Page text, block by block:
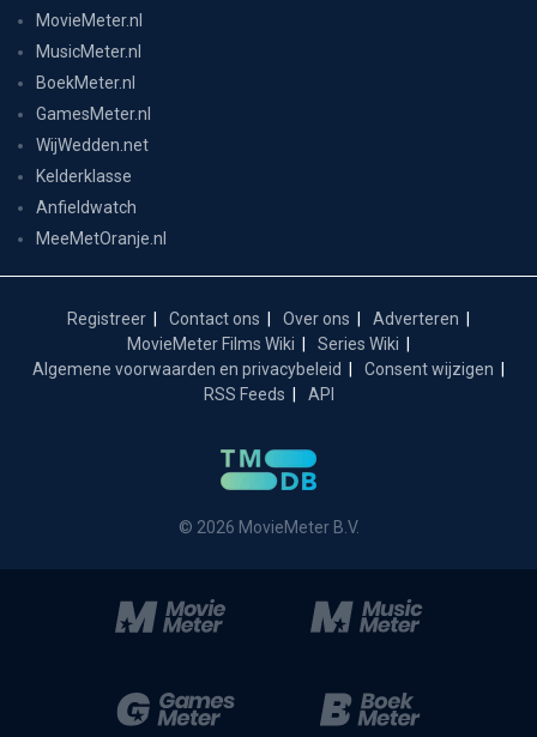
MovieMeter.nl
MusicMeter.nl
BoekMeter.nl
GamesMeter.nl
WijWedden.net
Kelderklasse
Anfieldwatch
MeeMetOranje.nl
Registreer Contact ons Over ons
Adverteren
MovieMeter Films Wiki
Series Wiki
Algemene voorwaarden en privacybeleid
Consent wijzigen
RSS Feeds
API
© 2026 MovieMeter B.V.